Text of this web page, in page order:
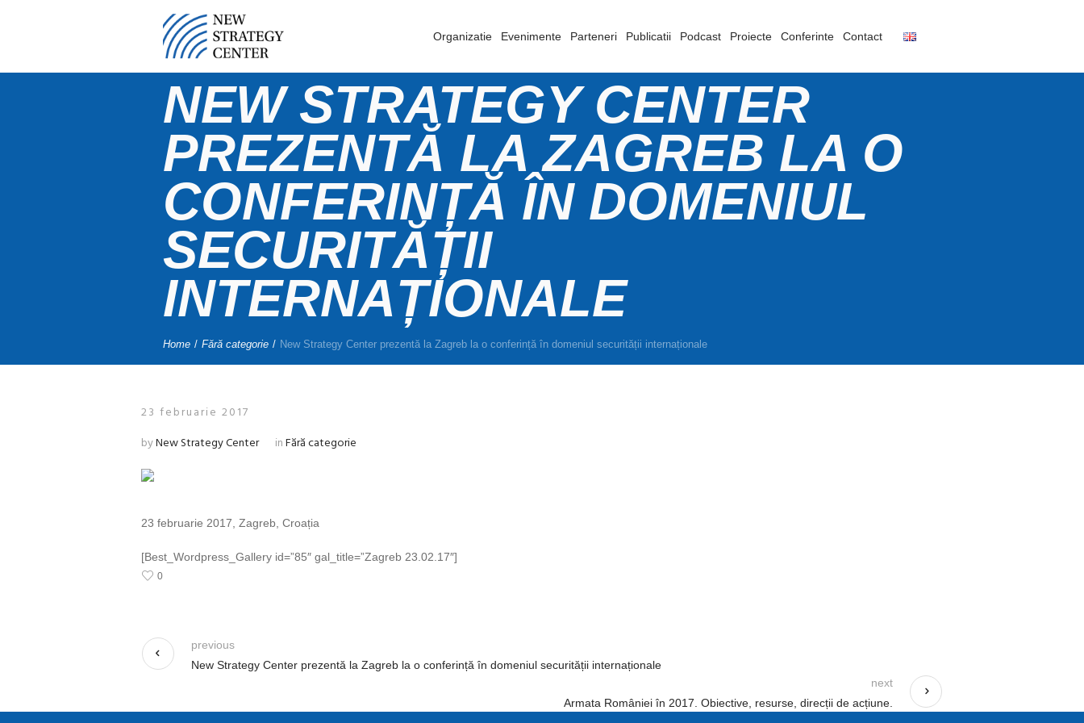
Organizatie Evenimente Parteneri Publicatii Podcast Proiecte Conferinte Contact
NEW STRATEGY CENTER
PREZENTĂ LA ZAGREB LA O
CONFERINȚĂ ÎN DOMENIUL
SECURITĂȚII
INTERNAȚIONALE
Home / Fără categorie / New Strategy Center prezentă la Zagreb la o conferință în domeniul securității internaționale
23 februarie 2017
byNew Strategy Center inFără categorie
23 februarie 2017, Zagreb, Croația
[Best_Wordpress_Gallery id=”85″ gal_title=”Zagreb 23.02.17″]
0
New Strategy Center prezentă la Zagreb la o conferință în domeniul securității internaționale
previous
Armata României în 2017. Obiective, resurse, direcții de acțiune.
next